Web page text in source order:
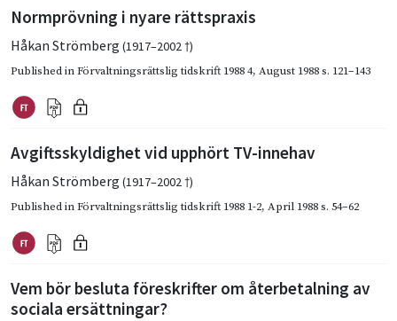
Normprövning i nyare rättspraxis
Håkan Strömberg (1917–2002 †)
Published inFörvaltningsrättslig tidskrift 1988 4, August 1988s. 121–143
Avgiftsskyldighet vid upphört TV-innehav
Håkan Strömberg (1917–2002 †)
Published inFörvaltningsrättslig tidskrift 1988 1-2, April 1988s. 54–62
Vem bör besluta föreskrifter om återbetalning av
sociala ersättningar?